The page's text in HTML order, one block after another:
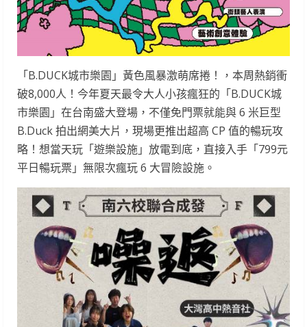
「B.DUCK城市樂園」黃色風暴激萌席捲！，本周熱銷衝
破8,000人！今年夏天最令大人小孩瘋狂的「B.DUCK城
市樂園」在台南盛大登場，不僅免門票就能與 6 米巨型
B.Duck 拍出網美大片，現場更推出超高 CP 值的暢玩攻
略！想當天玩「遊樂設施」放電到底，直接入手「799元
平日暢玩票」無限次瘋玩 6 大冒險設施。